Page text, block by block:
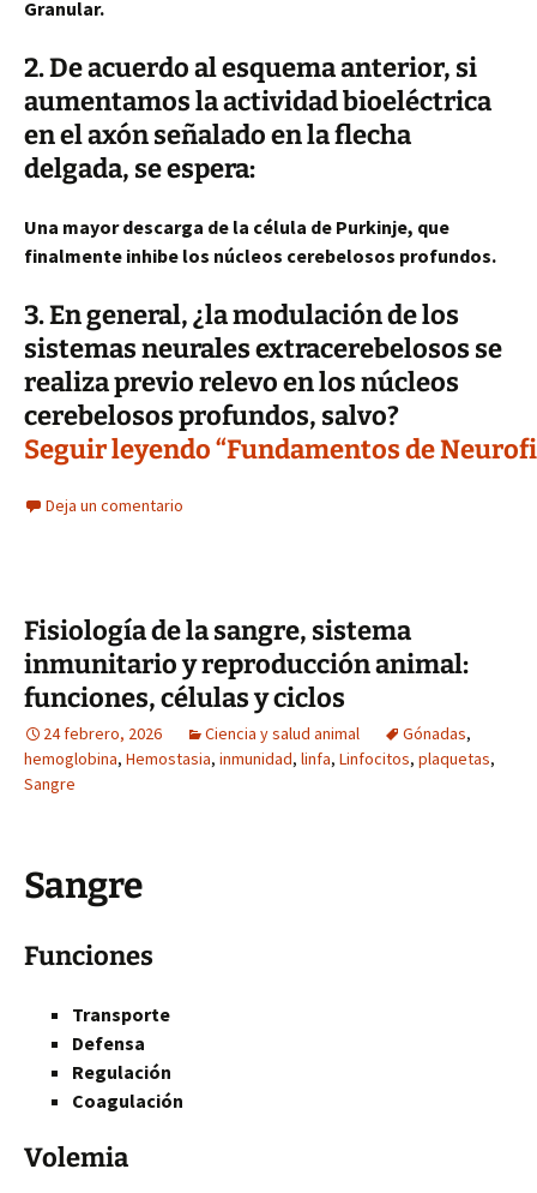
Granular.
2. De acuerdo al esquema anterior, si
aumentamos la actividad bioeléctrica
en el axón señalado en la flecha
delgada, se espera:
Una mayor descarga de la célula de Purkinje, que
finalmente inhibe los núcleos cerebelosos profundos.
3. En general, ¿la modulación de los
sistemas neurales extracerebelosos se
realiza previo relevo en los núcleos
cerebelosos profundos, salvo?
Seguir leyendo “Fundamentos de
Deja un comentario
Fisiología de la sangre, sistema
inmunitario y reproducción animal:
funciones, células y ciclos
24 febrero, 2026 Ciencia y salud animal Gónadas,
hemoglobina, Hemostasia, inmunidad, linfa, Linfocitos, plaquetas,
Sangre
Sangre
Funciones
Transporte
Defensa
Regulación
Coagulación
Volemia